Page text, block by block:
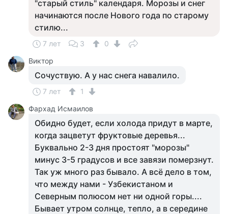
"старый стиль" календаря. Морозы и снег
начинаются после Нового года по старому
стилю...
7 лет 3
0
Виктор
Сочуствую. А у нас снега навалило.
7 лет
1
Фархад Исмаилов
Обидно будет, если холода придут в марте,
когда зацветут фруктовые деревья...
Буквально 2-3 дня простоят "морозы"
минус 3-5 градусов и все завязи померзнут.
Так уж много раз бывало. А всё дело в том,
что между нами - Узбекистаном и
Северным полюсом нет ни одной горы....
Бывает утром солнце, тепло, а в середине